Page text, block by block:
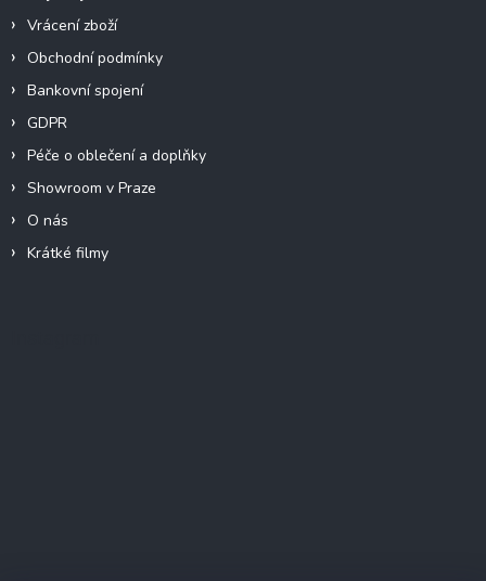
Vrácení zboží
Obchodní podmínky
Bankovní spojení
GDPR
Péče o oblečení a doplňky
Showroom v Praze
O nás
Krátké filmy